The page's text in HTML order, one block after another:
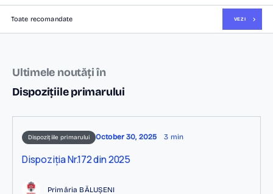
Toate recomandate VEZI
Ultimele noutăți în
Dispozițiile primarului
Dispozițiile primarului October 30, 2025 3 min
Dispoziția Nr.172 din 2025
Primăria BĂLUȘENI